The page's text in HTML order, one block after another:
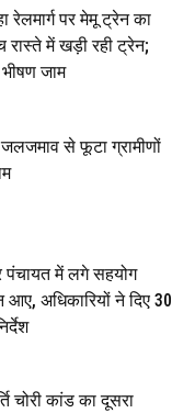
रेलमार्ग पर मेमू ट्रेन का
में खड़ी रही ट्रेन;
जाम
जलजमाव से फूटा ग्रामीणों
पंचायत में लगे सहयोग
अधिकारियों ने दिए 30
चोरी कांड का दूसरा